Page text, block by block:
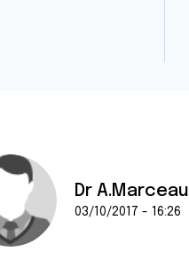
Dr A.Marceau
03/10/2017 - 16:26